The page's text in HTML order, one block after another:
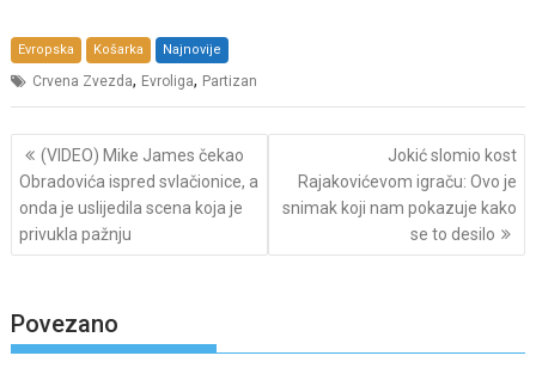
Evropska Košarka Najnovije
Crvena Zvezda, Evroliga, Partizan
Post
navigation
(VIDEO) Mike James čekao
Obradovića ispred svlačionice, a
onda je uslijedila scena koja je
privukla pažnju
Jokić slomio kost
Rajakovićevom igraču: Ovo je
snimak koji nam pokazuje kako
se to desilo
Povezano